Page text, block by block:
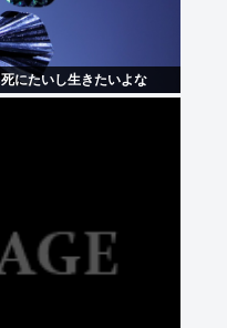
にたいし生きたいよな